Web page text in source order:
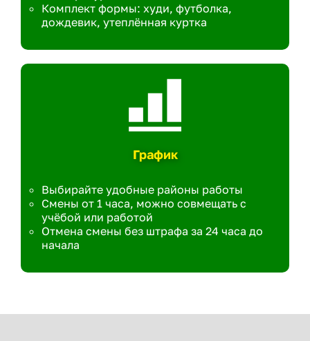
Комплект формы: худи, футболка,
дождевик, утеплённая куртка
График
Выбирайте удобные районы работы
Смены от 1 часа, можно совмещать с
учёбой или работой
Отмена смены без штрафа за 24 часа до
начала